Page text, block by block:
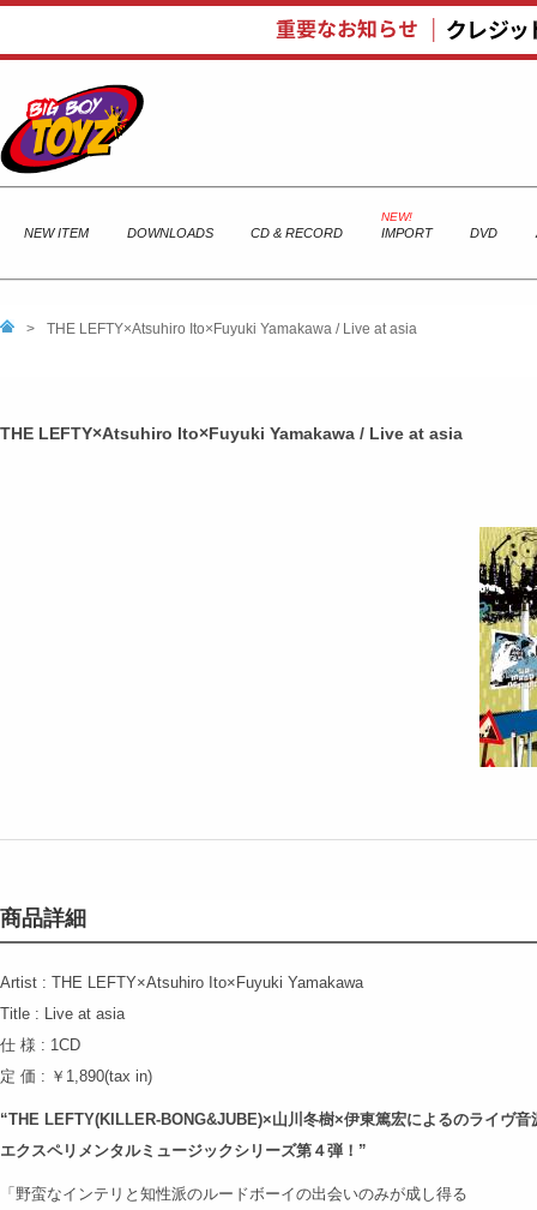
NEW ITEM DOWNLOADS CD & RECORD IMPORT DVD
> THE LEFTY×Atsuhiro Ito×Fuyuki Yamakawa / Live at asia
THE LEFTY×Atsuhiro Ito×Fuyuki Yamakawa / Live at asia
商品詳細
Artist : THE LEFTY×Atsuhiro Ito×Fuyuki Yamakawa
Title : Live at asia
仕 様 : 1CD
定 価 : ￥1,890(tax in)
“THE LEFTY(KILLER-BONG&JUBE)×山川冬樹×伊東篤宏によるのライヴ音
エクスペリメンタルミュージックシリーズ第４弾！”
「野蛮なインテリと知性派のルードボーイの出会いのみが成し得る